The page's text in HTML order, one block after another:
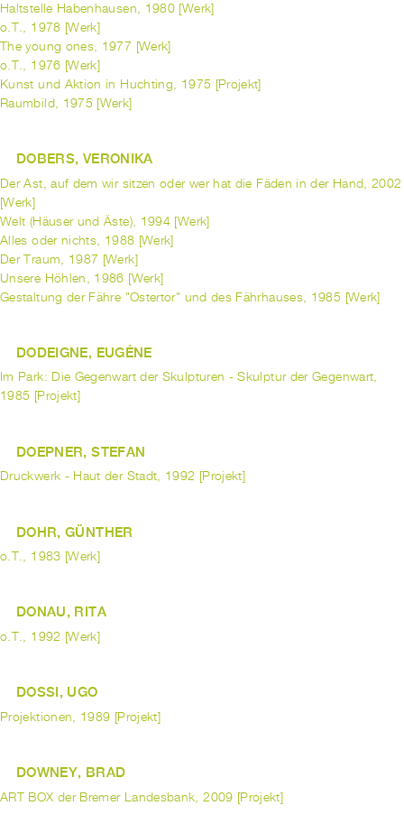
Haltstelle Habenhausen, 1980 [Werk]
o.T., 1978 [Werk]
The young ones, 1977 [Werk]
o.T., 1976 [Werk]
Kunst und Aktion in Huchting, 1975 [Projekt]
Raumbild, 1975 [Werk]
DOBERS, VERONIKA
Der Ast, auf dem wir sitzen oder wer hat die Fäden in der Hand, 2002
[Werk]
Welt (Häuser und Äste), 1994 [Werk]
Alles oder nichts, 1988 [Werk]
Der Traum, 1987 [Werk]
Unsere Höhlen, 1986 [Werk]
Gestaltung der Fähre "Ostertor" und des Fährhauses, 1985 [Werk]
DODEIGNE, EUGÉNE
Im Park: Die Gegenwart der Skulpturen - Skulptur der Gegenwart,
1985 [Projekt]
DOEPNER, STEFAN
Druckwerk - Haut der Stadt, 1992 [Projekt]
DOHR, GÜNTHER
o.T., 1983 [Werk]
DONAU, RITA
o.T., 1992 [Werk]
DOSSI, UGO
Projektionen, 1989 [Projekt]
DOWNEY, BRAD
ART BOX der Bremer Landesbank, 2009 [Projekt]